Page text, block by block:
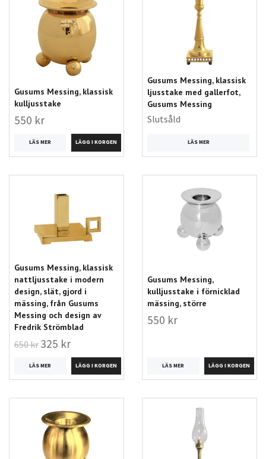
Gusums Messing, klassisk
kulljusstake
550 kr
LÄS MER
Gusums Messing, klassisk
ljusstake med gallerfot,
Gusums Messing
Slutsåld
LÄS MER
Gusums Messing, klassisk
nattljusstake i modern
design, slät, gjord i
mässing, från Gusums
Messing och design av
Fredrik Strömblad
650 kr 325 kr
LÄS MER
Gusums Messing,
kulljusstake i förnicklad
mässing, större
550 kr
LÄS MER